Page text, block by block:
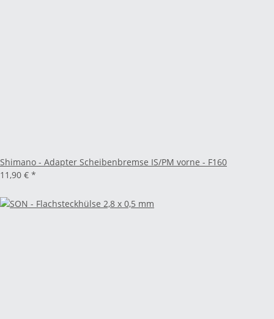
Shimano - Adapter Scheibenbremse IS/PM vorne - F160
11,90 € *